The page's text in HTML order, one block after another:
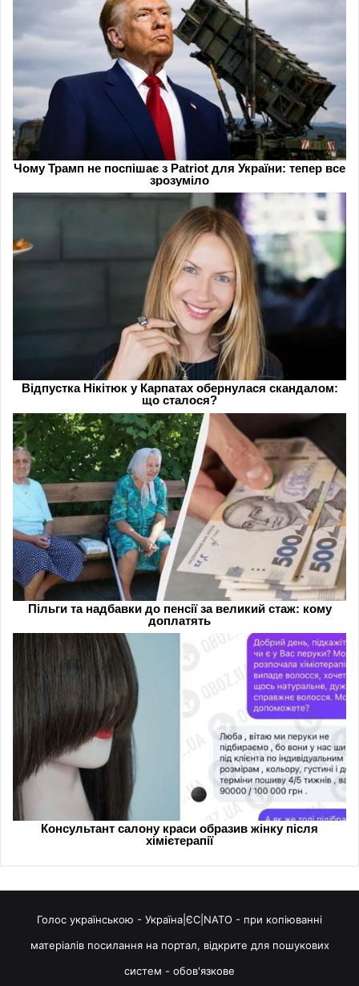
Голос українською - Україна|ЄС|NATO - при копіюванні
матеріалів посилання на портал, відкрите для пошукових
систем - обов'язкове